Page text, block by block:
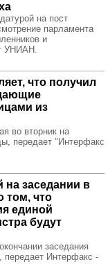
на пост
парламента
и
УНИАН.
что получил
из
во вторник на
передает "Интерфакс
заседании в
том, что
единой
будут
заседания
передает Интерфакс -